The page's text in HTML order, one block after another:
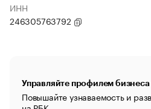
ИНН
246305763792
Управляйте профилем
Повышайте узнаваемость и